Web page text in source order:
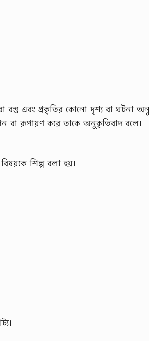
বস্তু এবং প্রকৃতির কোনো দৃশ্য বা ঘটনা
বা রূপায়ণ করে তাকে অনুকৃতিবাদ বলে।
শিল্প বলা হয়।